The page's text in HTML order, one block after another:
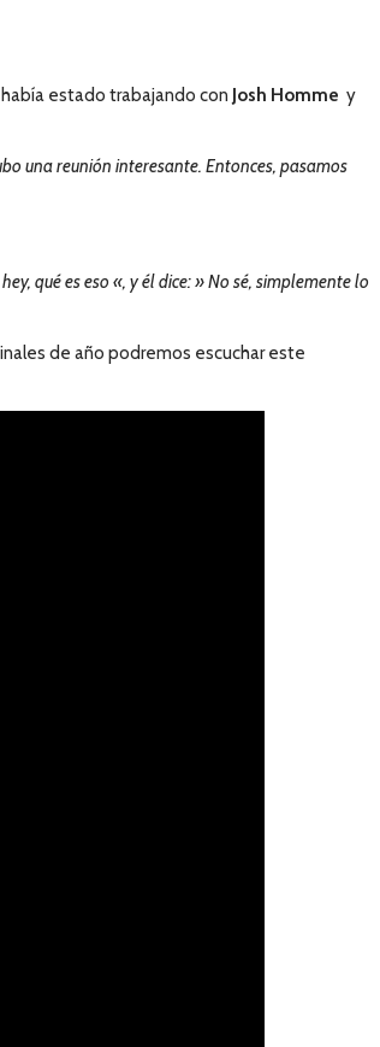
estado trabajando con Josh Homme y
una reunión interesante. Entonces, pasamos
qué es eso «, y él dice: » No sé, simplemente lo
de año podremos escuchar este